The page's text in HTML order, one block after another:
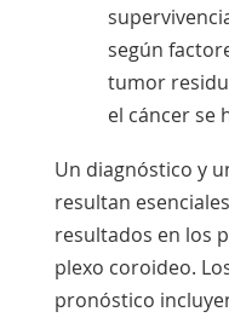
según
tumor
el cáncer se
Un diagnóstico y
resultan
resultados en los
plexo coroideo.
pronóstico